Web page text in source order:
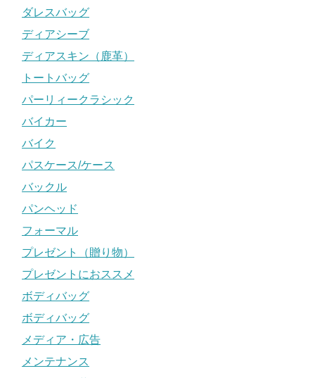
ダレスバッグ
ディアシーブ
ディアスキン（鹿革）
トートバッグ
パーリィークラシック
バイカー
バイク
パスケース/ケース
バックル
パンヘッド
フォーマル
プレゼント（贈り物）
プレゼントにおススメ
ボディバッグ
ボディバッグ
メディア・広告
メンテナンス